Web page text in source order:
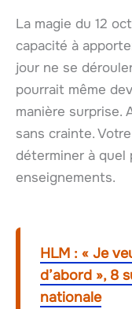
La magie du 12
capacité à
jour ne se
pourrait même
manière surprise.
sans crainte.
déterminer à
enseignements.
HLM : « Je
d’abord », 8
nationale